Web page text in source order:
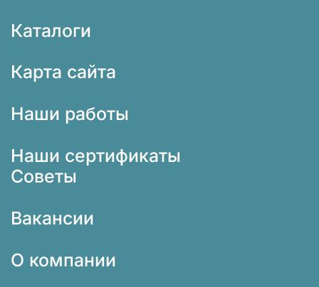
Каталоги
Карта сайта
Наши работы
Наши сертификаты
Советы
Вакансии
О компании